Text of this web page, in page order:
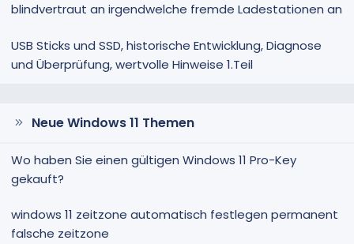
blindvertraut an irgendwelche fremde Ladestationen an
USB Sticks und SSD, historische Entwicklung, Diagnose
und Überprüfung, wertvolle Hinweise 1.Teil
Neue Windows 11 Themen
Wo haben Sie einen gültigen Windows 11 Pro-Key
gekauft?
windows 11 zeitzone automatisch festlegen permanent
falsche zeitzone